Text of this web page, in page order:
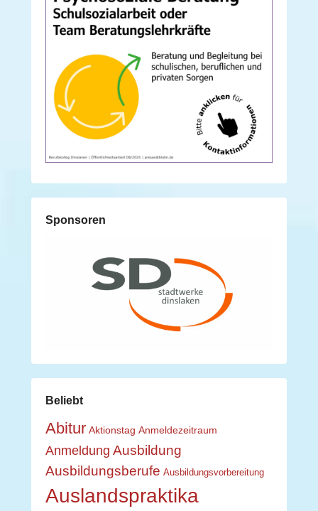
Sponsoren
Beliebt
Abitur Aktionstag Anmeldezeitraum
Anmeldung Ausbildung
Ausbildungsberufe Ausbildungsvorbereitung
Auslandspraktika